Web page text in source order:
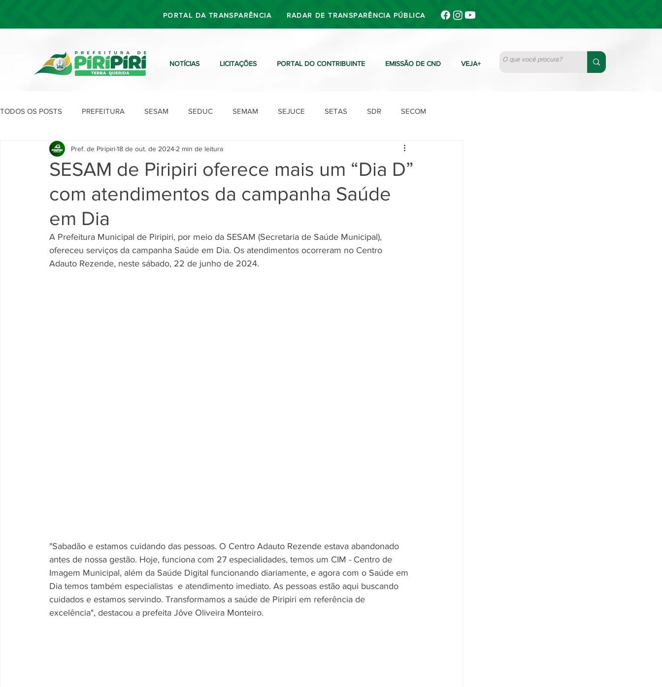
PORTAL DA TRANSPARÊNCIA RADAR DE TRANSPARÊNCIA PÚBLICA
NOTÍCIAS LICITAÇÕES PORTAL DO CONTRIBUINTE EMISSÃO DE CND VEJA+
TODOS OS POSTS PREFEITURA SESAM SEDUC SEMAM SEJUCE SETAS SDR SECOM
SEAD SEGOV SEPLAN SDU Ouvidoria
SESAM de Piripiri oferece mais um “Dia D”
com atendimentos da campanha Saúde
em Dia
Pref. de Piripiri18 de out. de 2024 2 min de leitura
A Prefeitura Municipal de Piripiri, por meio da SESAM (Secretaria de Saúde Municipal),
ofereceu serviços da campanha Saúde em Dia. Os atendimentos ocorreram no Centro
Adauto Rezende, neste sábado, 22 de junho de 2024.
"Sabadão e estamos cuidando das pessoas. O Centro Adauto Rezende estava abandonado
antes de nossa gestão. Hoje, funciona com 27 especialidades, temos um CIM - Centro de
Imagem Municipal, além da Saúde Digital funcionando diariamente, e agora com o Saúde em
Dia temos também especialistas  e atendimento imediato. As pessoas estão aqui buscando
cuidados e estamos servindo. Transformamos a saúde de Piripiri em referência de
excelência", destacou a prefeita Jôve Oliveira Monteiro.